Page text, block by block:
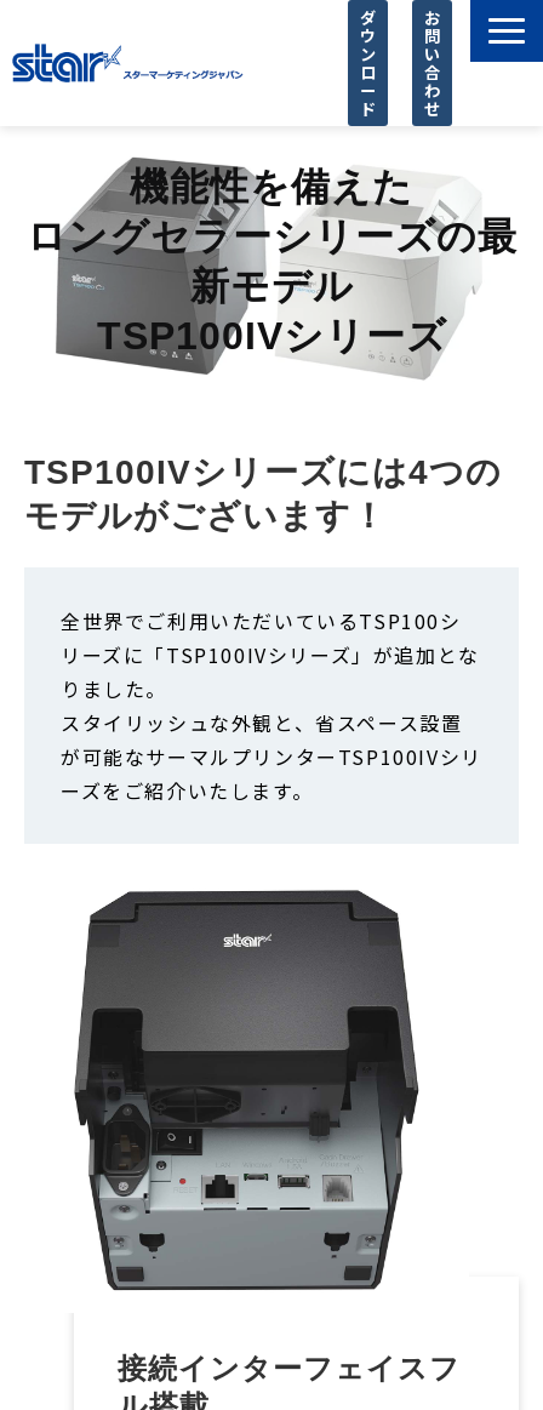
ダ
ウ
ン
ロ
ー
ド
お
問
い
合
わ
せ
店舗様に選ばれる理由
SIer様 支援サービス
導入事例
お知らせ
ピックアップ
機能性を備えた
ロングセラーシリーズの最
新モデル
TSP100IVシリーズ
TSP100IVシリーズには4つの
モデルがございます！
全世界でご利用いただいているTSP100シ
リーズに「TSP100IVシリーズ」が追加とな
りました。
スタイリッシュな外観と、省スペース設置
が可能なサーマルプリンターTSP100IVシリ
ーズをご紹介いたします。
接続インターフェイスフ